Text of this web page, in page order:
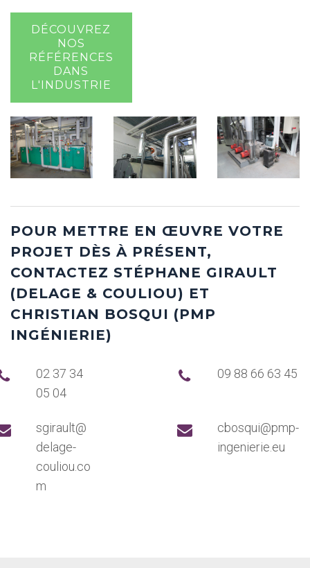
DÉCOUVREZ
NOS
RÉFÉRENCES
DANS
L'INDUSTRIE
POUR METTRE EN ŒUVRE VOTRE
PROJET DÈS À PRÉSENT,
CONTACTEZ STÉPHANE GIRAULT
(DELAGE & COULIOU) ET
CHRISTIAN BOSQUI (PMP
INGÉNIERIE)
02 37 34
05 04
09 88 66 63 45
sgirault@
delage-
couliou.co
m
cbosqui@pmp-
ingenierie.eu